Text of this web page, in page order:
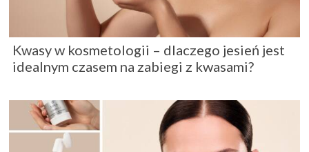
Kwasy w kosmetologii – dlaczego jesień jest
idealnym czasem na zabiegi z kwasami?